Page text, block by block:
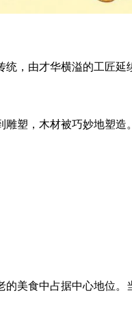
，由才华横溢的工匠延
塑，木材被巧妙地塑造。
美食中占据中心地位